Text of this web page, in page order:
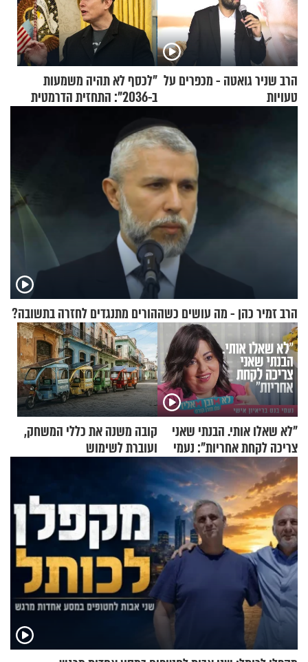
הרב שניר גואטה - מכפרים על
טעויות
"לכסף לא תהיה משמעות
ב-2036": התחזית הדרמטית
הכלכלה
הרב זמיר כהן - מה עושים כשההורים מתנגדים לחזרה בתשובה?
"לא שאלו אותי. הבנתי שאני
צריכה לקחת אחריות": נעמי
בנט בריאיון אישי
קובה משנה את כללי המשחק,
ועוברת לשימוש
בתלת־אופנועים סולאריים